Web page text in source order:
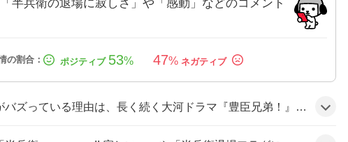
半兵衛の退場に寂しさ」や「感動」などのコメント
53% 47%
長く続く大河ドラマ『豊臣兄弟！』が好評で、特に第23回で菅田将暉演じる人気キャラ・竹中半兵衛が最期を迎える展開が視聴者の期待と感情を刺激したためとみられる。